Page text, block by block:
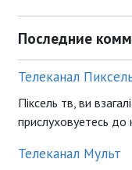
Последние
Телеканал
Піксель тв, ви
прислуховуетесь до
Телеканал Мульт